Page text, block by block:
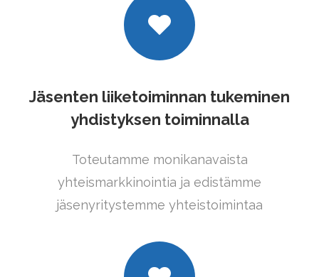
Jäsenten liiketoiminnan tukeminen
yhdistyksen toiminnalla
Toteutamme monikanavaista
yhteismarkkinointia ja edistämme
jäsenyritystemme yhteistoimintaa